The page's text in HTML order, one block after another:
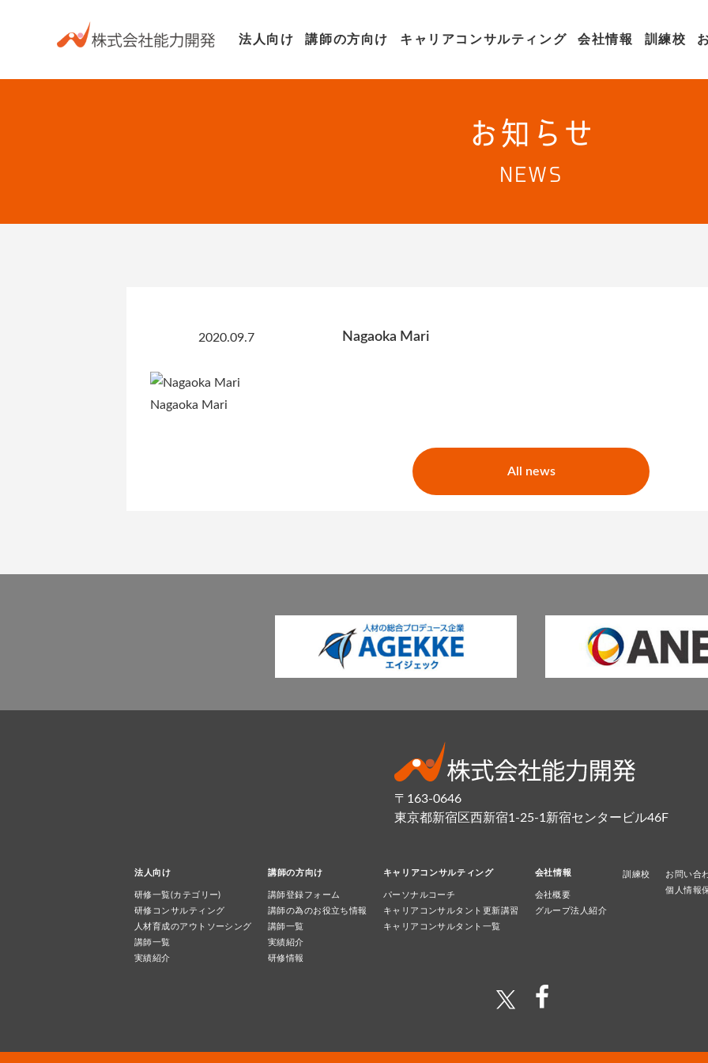
法人向け 講師の方向け キャリアコンサルティング 会社情報 訓練校
お知らせ
NEWS
2020.09.7 Nagaoka Mari
Nagaoka Mari
All news
〒163-0646
東京都新宿区西新宿1-25-1新宿センタービル46F
法人向け
研修一覧(カテゴリー)
研修コンサルティング
人材育成のアウトソーシング
講師一覧
実績紹介
講師の方向け
講師登録フォーム
講師の為のお役立ち情報
講師一覧
実績紹介
研修情報
キャリアコンサルティング
パーソナルコーチ
キャリアコンサルタント更新講習
キャリアコンサルタント一覧
会社情報
会社概要
グループ法人紹介
訓練校
お問い合
個人情報